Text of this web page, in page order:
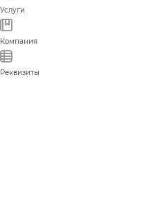
Услуги
Компания
Реквизиты